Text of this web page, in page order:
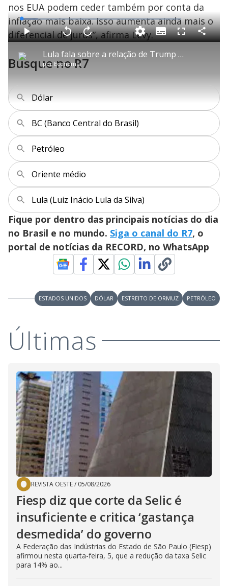
nos EUA podem ceder também por conta da
inflação mais baixa. Isso aumenta ainda mais o
diferencial de juros”, afirma Levy.
P
l
a
y
V
i
d
e
o
Lula fala sobre a relação de Trump com o Brasil
por Economia
P V
t
a
r
1
o
A
a
n
ç
a
d
s
u
o
L
o
a
d
e
0
.
S
u
b
t
F
l
C
o
Busque no R7
Dólar
BC (Banco Central do Brasil)
Petróleo
Oriente médio
Lula (Luiz Inácio Lula da Silva)
Fique por dentro das principais notícias do dia
no Brasil e no mundo. Siga o canal do R7, o
portal de notícias da RECORD, no WhatsApp
ESTADOS UNIDOS DÓLAR ESTREITO DE ORMUZ PETRÓLEO
Últimas
REVISTA OESTE/ 05/08/2026
Fiesp diz que corte da Selic é
insuficiente e critica ‘gastança
desmedida’ do governo
A Federação das Indústrias do Estado de São Paulo (Fiesp)
afirmou nesta quarta-feira, 5, que a redução da taxa Selic
para 14% ao...